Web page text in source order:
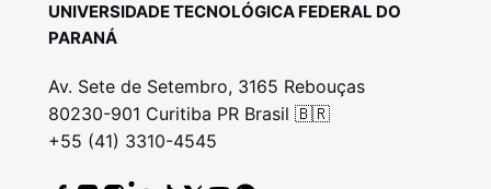
UNIVERSIDADE TECNOLÓGICA FEDERAL DO
PARANÁ
Av. Sete de Setembro, 3165 Rebouças
80230-901 Curitiba PR Brasil 🇧🇷
+55 (41) 3310-4545